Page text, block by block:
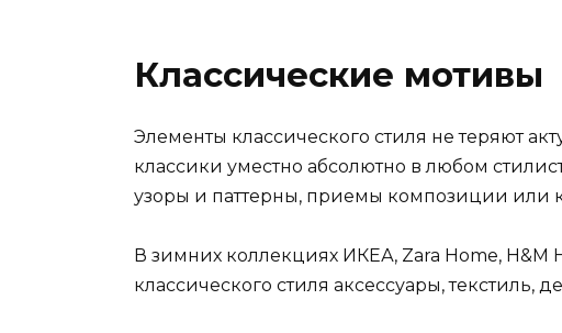
Классические мотивы
Элементы классического стиля не теряют
классики уместно абсолютно в любом
узоры и паттерны, приемы композиции или
В зимних коллекциях ИКЕА, Zara Home, H&M
классического стиля аксессуары, текстиль,